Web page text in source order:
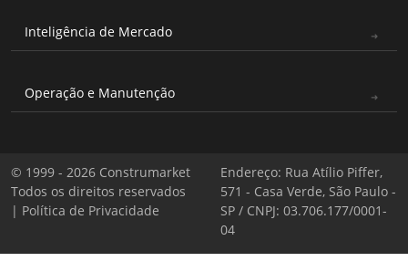
Inteligência de Mercado
Operação e Manutenção
© 1999 - 2026 Construmarket
Todos os direitos reservados
| Política de Privacidade
Endereço: Rua Atílio Piffer,
571 - Casa Verde, São Paulo -
SP / CNPJ: 03.706.177/0001-
04